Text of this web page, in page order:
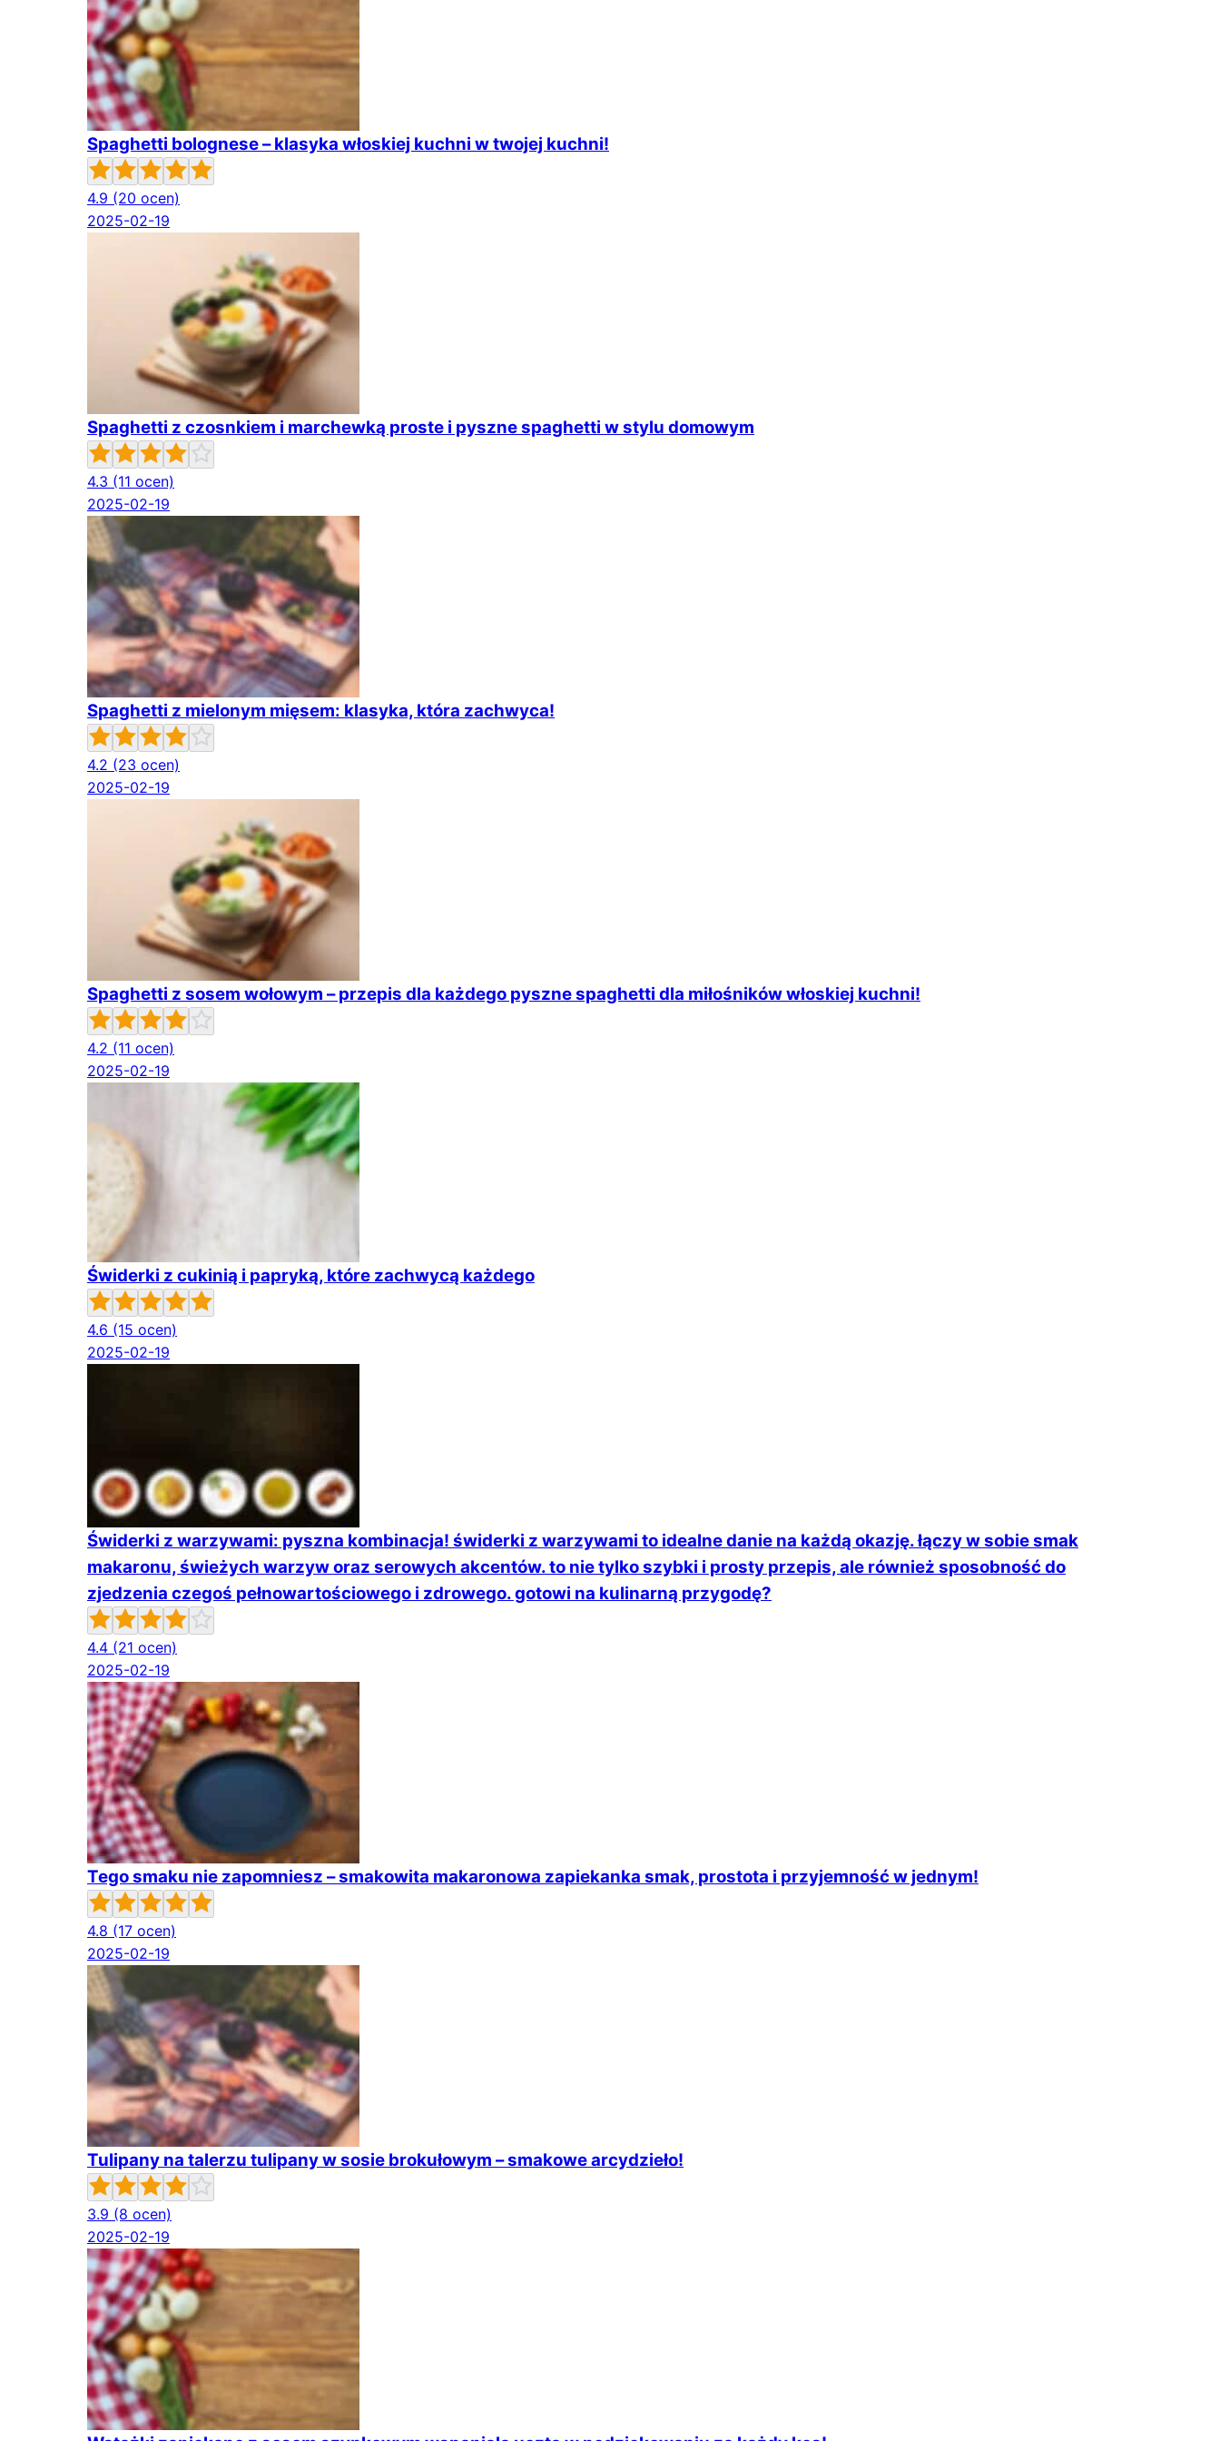
Spaghetti bolognese – klasyka włoskiej kuchni w twojej kuchni!
4.9 (20 ocen)
2025-02-19
Spaghetti z czosnkiem i marchewką proste i pyszne spaghetti w stylu domowym
4.3 (11 ocen)
2025-02-19
Spaghetti z mielonym mięsem: klasyka, która zachwyca!
4.2 (23 ocen)
2025-02-19
Spaghetti z sosem wołowym – przepis dla każdego pyszne spaghetti dla miłośników włoskiej kuchni!
4.2 (11 ocen)
2025-02-19
Świderki z cukinią i papryką, które zachwycą każdego
4.6 (15 ocen)
2025-02-19
Świderki z warzywami: pyszna kombinacja! świderki z warzywami to idealne danie na każdą okazję. łączy w sobie smak
makaronu, świeżych warzyw oraz serowych akcentów. to nie tylko szybki i prosty przepis, ale również sposobność do
zjedzenia czegoś pełnowartościowego i zdrowego. gotowi na kulinarną przygodę?
4.4 (21 ocen)
2025-02-19
Tego smaku nie zapomniesz – smakowita makaronowa zapiekanka smak, prostota i przyjemność w jednym!
4.8 (17 ocen)
2025-02-19
Tulipany na talerzu tulipany w sosie brokułowym – smakowe arcydzieło!
3.9 (8 ocen)
2025-02-19